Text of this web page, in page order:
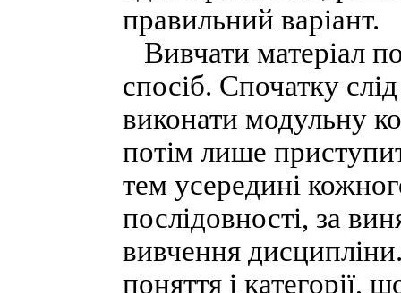
правильний варіант.
Вивчати матеріал
спосіб. Спочатку
виконати модульну
потім лише
тем усередині
послідовності, за
вивчення
поняття і категорії,